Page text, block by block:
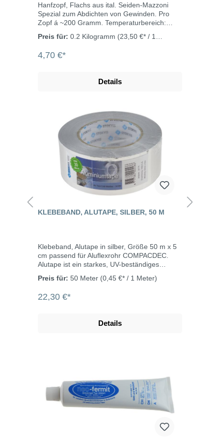
Hanfzopf, Flachs aus ital. Seiden-Mazzoni
Spezial zum Abdichten von Gewinden. Pro
Zopf á ~200 Gramm. Temperaturbereich:
Preis für: 0.2 Kilogramm (23,50 €* / 1
4,70 €*
Details
KLEBEBAND, ALUTAPE, SILBER, 50 M
Klebeband, Alutape in silber, Größe 50 m x 5
cm passend für Aluflexrohr COMPACDEC.
Alutape ist ein starkes, UV-beständiges
Gummiklebeschicht auf der Innenseite. Es ist
Luftaufbereitungssystemen und für
Preis für: 50 Meter (0,45 €* / 1 Meter)
22,30 €*
Details